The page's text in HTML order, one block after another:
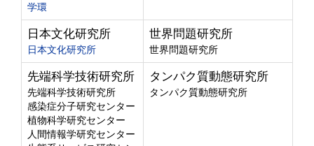
学環
日本文化研究所
日本文化研究所
世界問題研究所
世界問題研究所
先端科学技術研究所
先端科学技術研究所
感染症分子研究センター
植物科学研究センター
人間情報学研究センター
タンパク質動態研究所
タンパク質動態研究所